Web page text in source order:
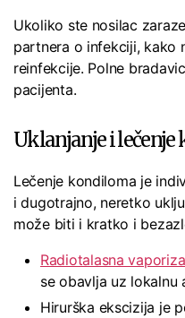
Ukoliko ste nosilac
partnera o infekciji, kako
reinfekcije. Polne
pacijenta.
Uklanjanje i
Lečenje kondiloma je
i dugotrajno, neretko
može biti i kratko i
Radiotalasna
se obavlja uz lokalnu
Hirurška ekscizija je